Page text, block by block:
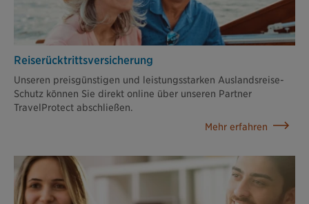
Reiserück­tritts­versicherung
Unseren preisgünstigen und leistungsstarken Auslandsreise-
Schutz können Sie direkt online über unseren Partner
TravelProtect abschließen.
Mehr erfahren